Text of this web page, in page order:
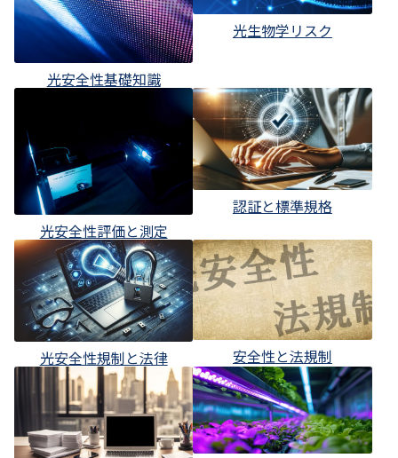
光安全性基礎知識
光生物学リスク
光安全性評価と測定
認証と標準規格
光安全性規制と法律 安全性と法規制